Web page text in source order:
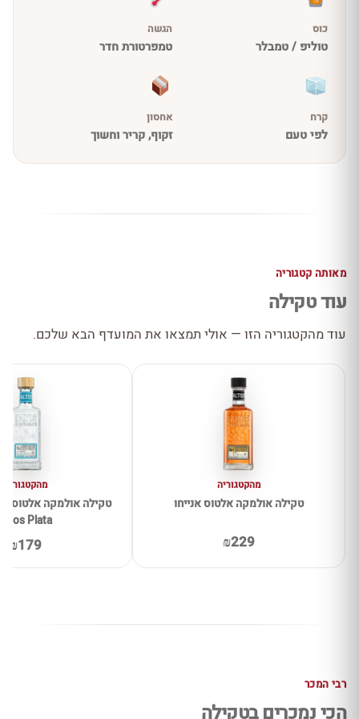
כוס
טוליפ / טמבלר
הגשה
טמפרטורת חדר
קרח
לפי טעם
אחסון
זקוף, קריר וחשוך
מאותה קטגוריה
עוד טקילה
עוד מהקטגוריה הזו — אולי תמצאו את המועדף הבא שלכם.
מהקטגוריה
טקילה אולמקה אלטוס אנייחו
₪229
מהקטגוריה
Plata
₪179
רבי המכר
הכי נמכרים בטקילה